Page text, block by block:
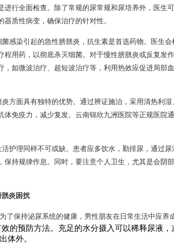
进行全面检查。除了常规的尿常规和尿培养外，医生
质性病变，确保治疗的针对性。
菌感染引起的急性膀胱炎，抗生素是首选药物。医生
程用药，以彻底杀灭细菌。对于慢性膀胱炎或反复发
如微波治疗、超短波治疗等，利用热效应促进局部
方面具有独特的优势。通过辨证施治，采用清热利
体免疫力，减少复发。云南锦欣九洲医院等正规医院
护理同样不可或缺。患者应多饮水，勤排尿，通过
保持规律作息。同时，要注意个人卫生，尤其是会阴
炎困扰
了保持泌尿系统的健康，男性朋友在日常生活中应养
的预防方法。充足的水分摄入可以稀释尿液
体外。